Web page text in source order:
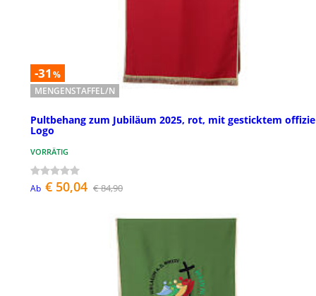
-31 %
MENGENSTAFFEL/N
Pultbehang zum Jubiläum 2025, rot, mit gesticktem
Logo
VORRÄTIG
Ab € 50,04 € 84,90